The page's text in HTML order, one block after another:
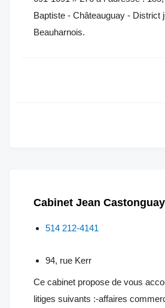
Baptiste - Châteauguay - District
Beauharnois.
Cabinet Jean Castonguay
514 212-4141
94, rue Kerr
Ce cabinet propose de vous
litiges suivants :-affaires